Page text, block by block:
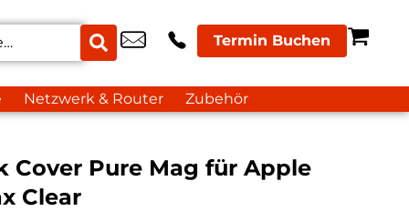
Termin Buchen
Netzwerk & Router Zubehör
Cover Pure Mag für Apple
Clear